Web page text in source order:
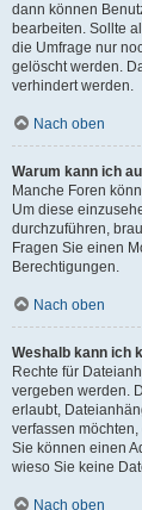
dann können
bearbeiten. Sollte
die Umfrage nur
gelöscht werden.
verhindert werden.
Nach oben
Warum kann ich
Manche Foren
Um diese
durchzuführen,
Fragen Sie einen
Berechtigungen.
Nach oben
Weshalb kann ich
Rechte für
vergeben werden.
erlaubt,
verfassen
Sie können einen
wieso Sie keine
Nach oben